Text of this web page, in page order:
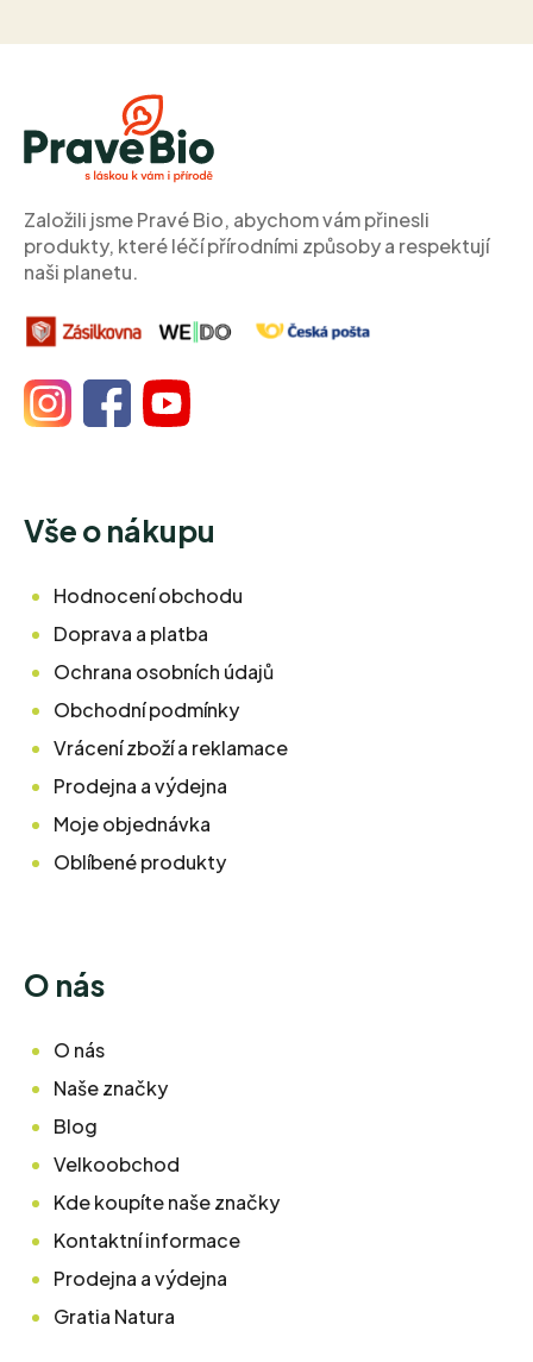
Založili jsme Pravé Bio, abychom vám přinesli
produkty, které léčí přírodními způsoby a respektují
naši planetu.
Vše o nákupu
Hodnocení obchodu
Doprava a platba
Ochrana osobních údajů
Obchodní podmínky
Vrácení zboží a reklamace
Prodejna a výdejna
Moje objednávka
Oblíbené produkty
O nás
O nás
Naše značky
Blog
Velkoobchod
Kde koupíte naše značky
Kontaktní informace
Prodejna a výdejna
Gratia Natura